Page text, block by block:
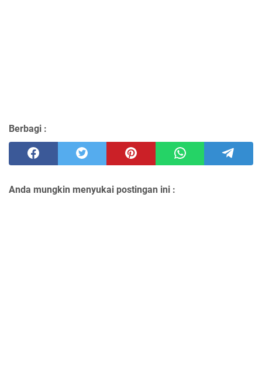
Berbagi :
Anda mungkin menyukai postingan ini :